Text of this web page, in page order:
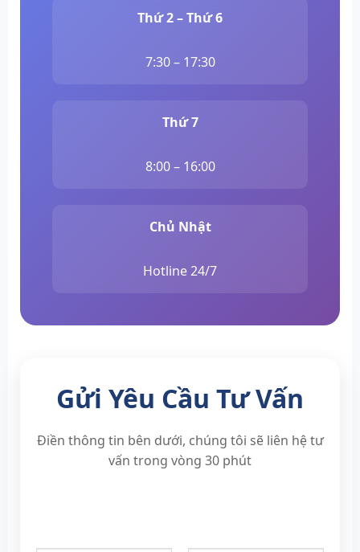
Thứ 2 – Thứ 6
7:30 – 17:30
Thứ 7
8:00 – 16:00
Chủ Nhật
Hotline 24/7
Gửi Yêu Cầu Tư Vấn
Điền thông tin bên dưới, chúng tôi sẽ liên hệ tư
vấn trong vòng 30 phút